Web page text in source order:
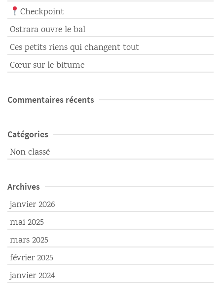
Checkpoint
Ostrara ouvre le bal
Ces petits riens qui changent tout
Cœur sur le bitume
Commentaires récents
Catégories
Non classé
Archives
janvier 2026
mai 2025
mars 2025
février 2025
janvier 2024